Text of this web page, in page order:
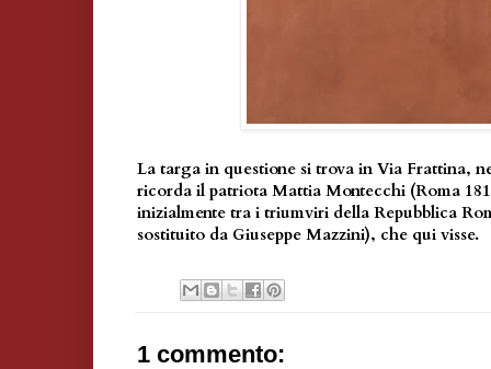
La targa in questione si trova in Via Frattina,
ricorda il patriota Mattia Montecchi (Roma
inizialmente tra i triumviri della Repubblica
sostituito da Giuseppe Mazzini), che qui visse.
1 commento: